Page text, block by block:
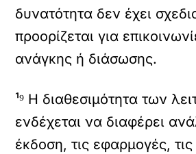
δυνατότητα δεν έχει
προορίζεται για
ανάγκης ή διάσωσης.
¹⁹ Η διαθεσιμότητα των
ενδέχεται να διαφέρει
έκδοση, τις εφαρμογές,